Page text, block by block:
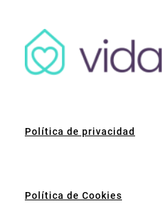
Política de privacidad
Política de Cookies